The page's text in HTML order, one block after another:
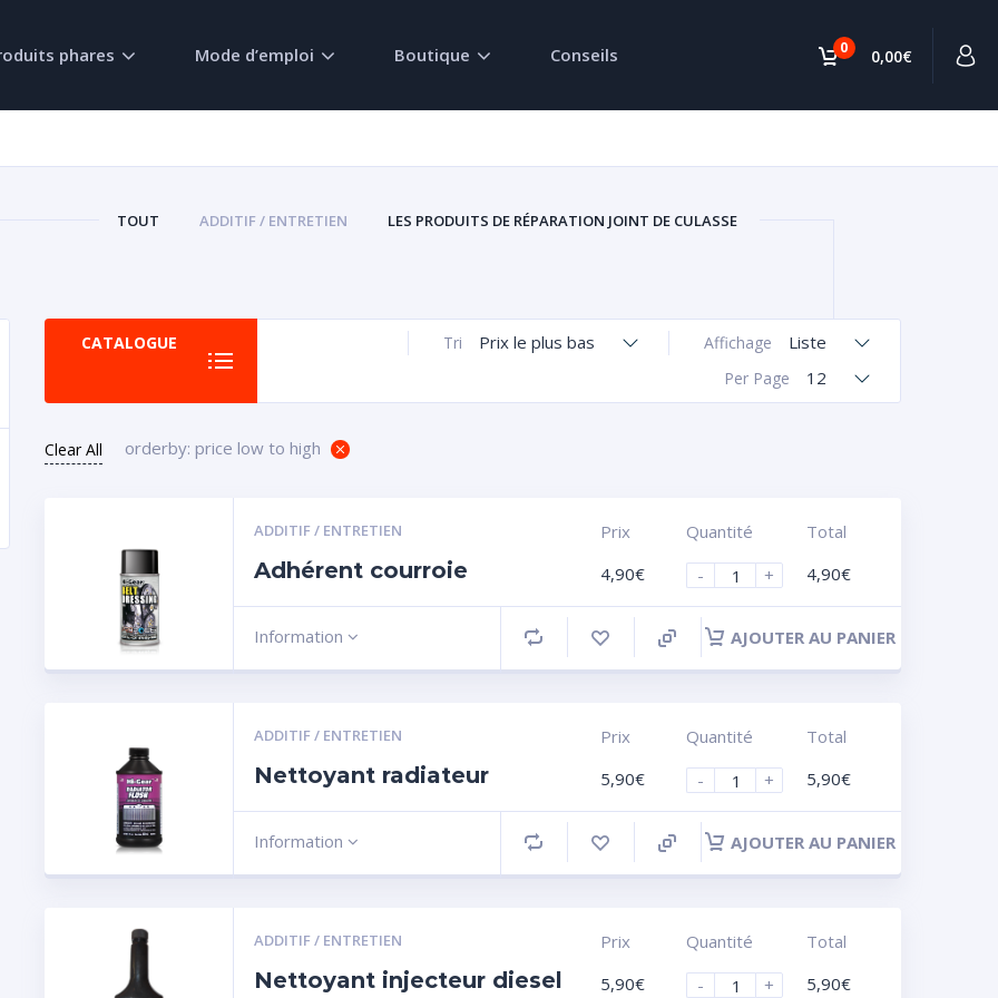
0 0,00€
phares Mode d’emploi Boutique Conseils
TOUT ADDITIF / ENTRETIEN LES PRODUITS DE RÉPARATION JOINT DE CULASSE
CATALOGUE Affichage Liste
Tri Prix le plus bas
Per Page 12
Clear All orderby: price low to high
ADDITIF / ENTRETIEN
Adhérent courroie
Prix
4,90€
Quantité
-
+
Total
4,90€
Information AJOUTER AU PANIER
ADDITIF / ENTRETIEN
Nettoyant radiateur
Prix
5,90€
Quantité
-
+
Total
5,90€
Information AJOUTER AU PANIER
ADDITIF / ENTRETIEN
Nettoyant injecteur diesel
Prix
5,90€
Quantité
-
+
Total
5,90€